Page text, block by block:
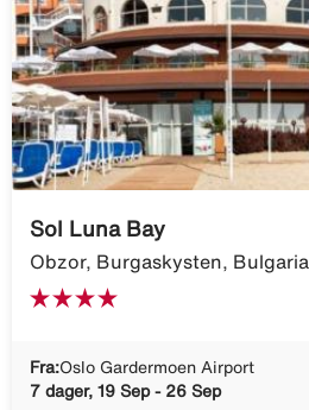
Sol Luna Bay
Obzor, Burgaskysten, Bulgaria
Fra:Oslo Gardermoen Airport
7 dager, 19 Sep - 26 Sep